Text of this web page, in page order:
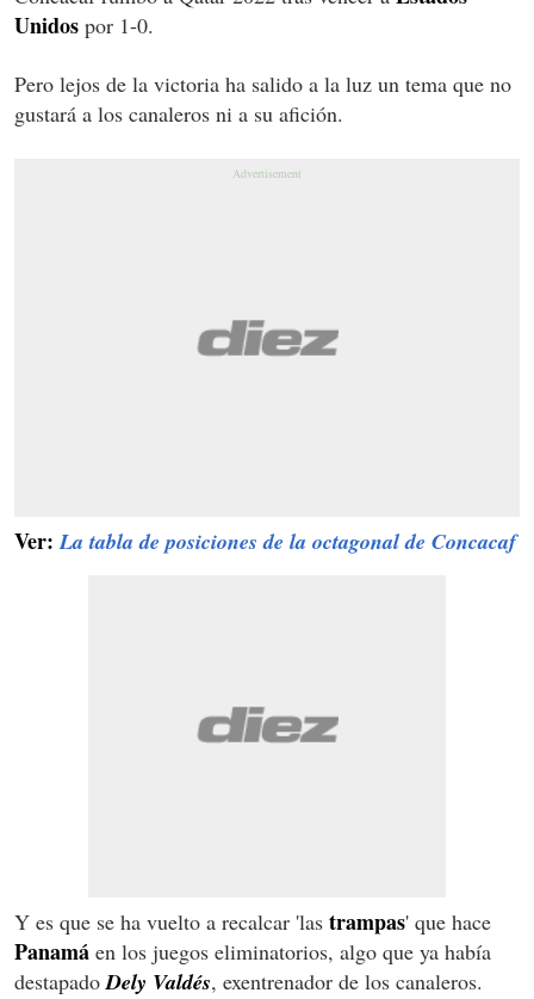
Unidos por 1-0.
Pero lejos de la victoria ha salido a la luz un tema que no
gustará a los canaleros ni a su afición.
Ver:La tabla de posiciones de la octagonal de Concacaf
Y es que se ha vuelto a recalcar 'las trampas' que hace
Panamá en los juegos eliminatorios, algo que ya había
destapado Dely Valdés, exentrenador de los canaleros.